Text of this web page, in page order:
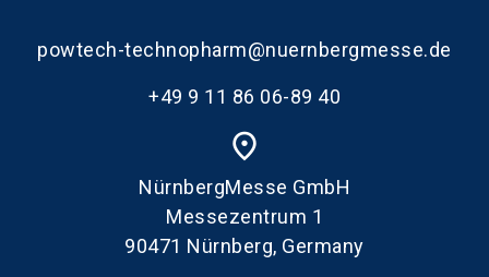
powtech-technopharm@nuernbergmesse.de
+49 9 11 86 06-89 40
place
NürnbergMesse GmbH
Messezentrum 1
90471 Nürnberg, Germany